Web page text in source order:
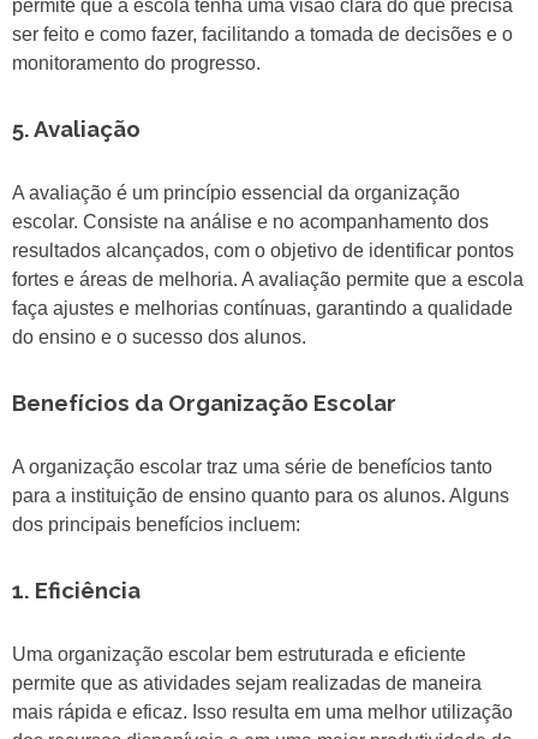
permite que a escola tenha uma visão clara do que precisa
ser feito e como fazer, facilitando a tomada de decisões e o
monitoramento do progresso.
5. Avaliação
A avaliação é um princípio essencial da organização
escolar. Consiste na análise e no acompanhamento dos
resultados alcançados, com o objetivo de identificar pontos
fortes e áreas de melhoria. A avaliação permite que a escola
faça ajustes e melhorias contínuas, garantindo a qualidade
do ensino e o sucesso dos alunos.
Benefícios da Organização Escolar
A organização escolar traz uma série de benefícios tanto
para a instituição de ensino quanto para os alunos. Alguns
dos principais benefícios incluem:
1. Eficiência
Uma organização escolar bem estruturada e eficiente
permite que as atividades sejam realizadas de maneira
mais rápida e eficaz. Isso resulta em uma melhor utilização